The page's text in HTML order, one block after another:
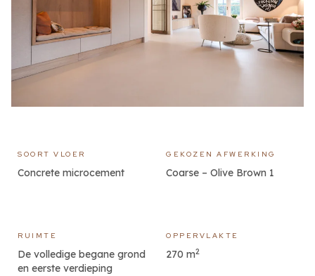
SOORT VLOER
Concrete microcement
GEKOZEN AFWERKING
Coarse – Olive Brown 1
RUIMTE
De volledige begane grond
en eerste verdieping
OPPERVLAKTE
270 m2